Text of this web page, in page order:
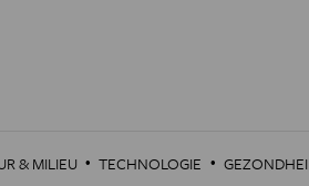
& MILIEU · TECHNOLOGIE ·